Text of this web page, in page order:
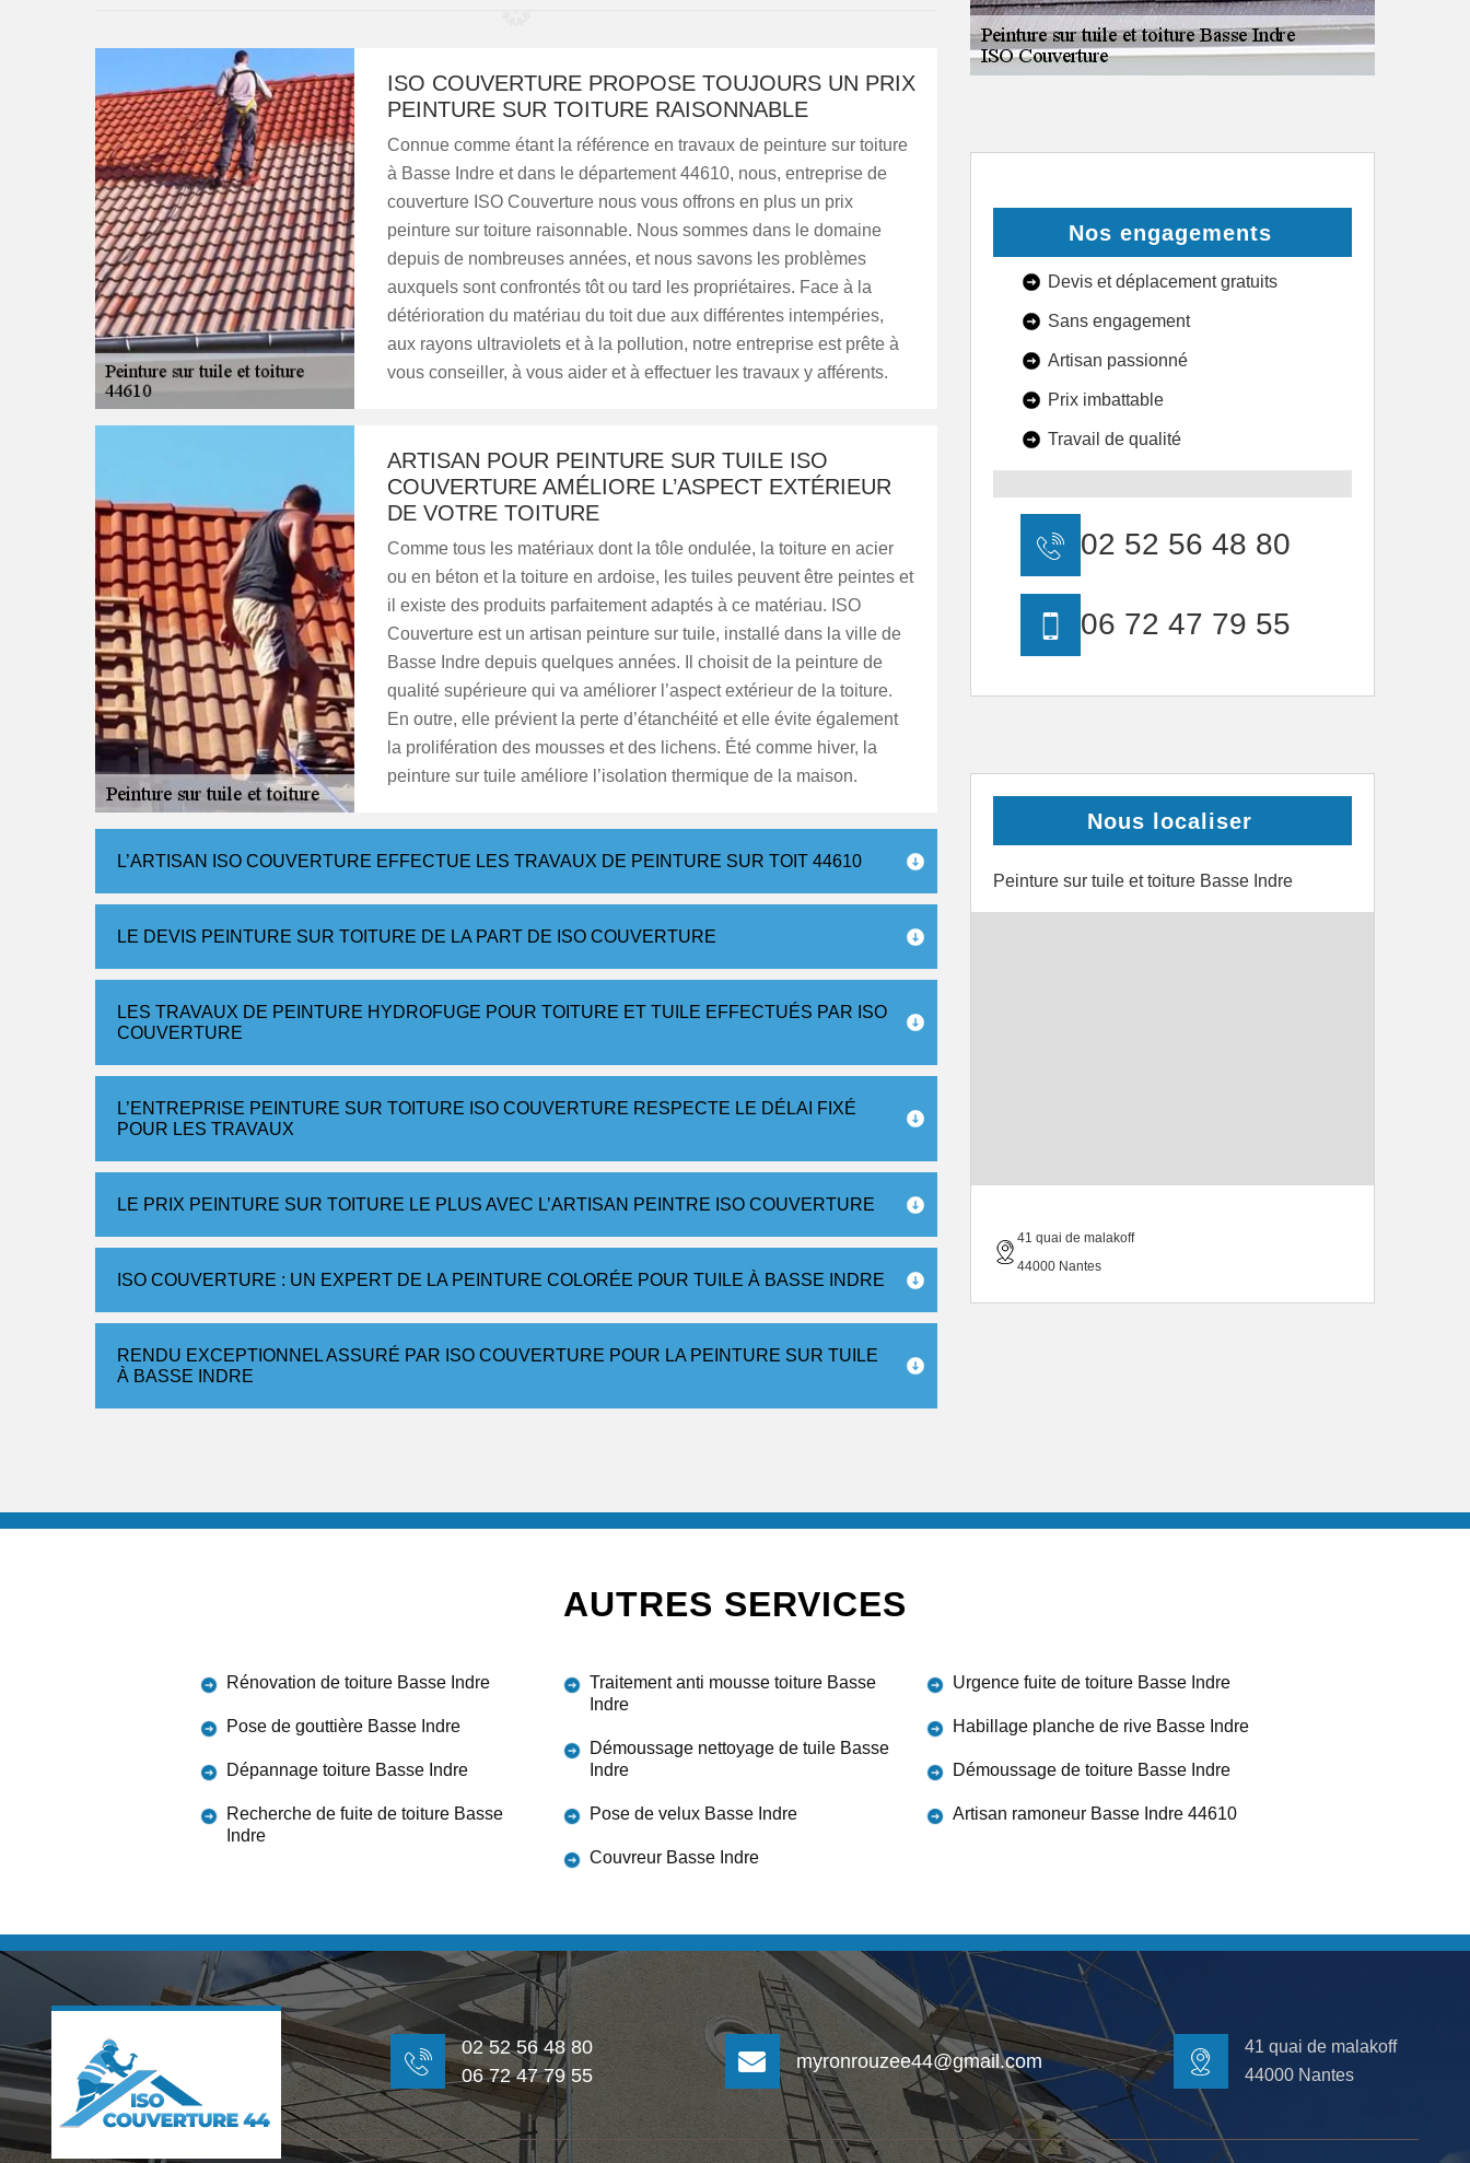
ISO COUVERTURE PROPOSE TOUJOURS UN PRIX
PEINTURE SUR TOITURE RAISONNABLE
Connue comme étant la référence en travaux de peinture sur toiture
à Basse Indre et dans le département 44610, nous, entreprise de
couverture ISO Couverture nous vous offrons en plus un prix
peinture sur toiture raisonnable. Nous sommes dans le domaine
depuis de nombreuses années, et nous savons les problèmes
auxquels sont confrontés tôt ou tard les propriétaires. Face à la
détérioration du matériau du toit due aux différentes intempéries,
aux rayons ultraviolets et à la pollution, notre entreprise est prête à
vous conseiller, à vous aider et à effectuer les travaux y afférents.
ARTISAN POUR PEINTURE SUR TUILE ISO
COUVERTURE AMÉLIORE L’ASPECT EXTÉRIEUR
DE VOTRE TOITURE
Comme tous les matériaux dont la tôle ondulée, la toiture en acier
ou en béton et la toiture en ardoise, les tuiles peuvent être peintes et
il existe des produits parfaitement adaptés à ce matériau. ISO
Couverture est un artisan peinture sur tuile, installé dans la ville de
Basse Indre depuis quelques années. Il choisit de la peinture de
qualité supérieure qui va améliorer l’aspect extérieur de la toiture.
En outre, elle prévient la perte d’étanchéité et elle évite également
la prolifération des mousses et des lichens. Été comme hiver, la
peinture sur tuile améliore l’isolation thermique de la maison.
L’ARTISAN ISO COUVERTURE EFFECTUE LES TRAVAUX DE PEINTURE SUR TOIT 44610
LE DEVIS PEINTURE SUR TOITURE DE LA PART DE ISO COUVERTURE
LES TRAVAUX DE PEINTURE HYDROFUGE POUR TOITURE ET TUILE EFFECTUÉS PAR ISO
COUVERTURE
L’ENTREPRISE PEINTURE SUR TOITURE ISO COUVERTURE RESPECTE LE DÉLAI FIXÉ
POUR LES TRAVAUX
LE PRIX PEINTURE SUR TOITURE LE PLUS AVEC L’ARTISAN PEINTRE ISO COUVERTURE
ISO COUVERTURE : UN EXPERT DE LA PEINTURE COLORÉE POUR TUILE À BASSE INDRE
RENDU EXCEPTIONNEL ASSURÉ PAR ISO COUVERTURE POUR LA PEINTURE SUR TUILE
À BASSE INDRE
Nos engagements
Devis et déplacement gratuits
Sans engagement
Artisan passionné
Prix imbattable
Travail de qualité
02 52 56 48 80
06 72 47 79 55
Nous localiser
Peinture sur tuile et toiture Basse Indre
41 quai de malakoff
44000 Nantes
AUTRES SERVICES
Rénovation de toiture Basse Indre
Pose de gouttière Basse Indre
Dépannage toiture Basse Indre
Recherche de fuite de toiture Basse
Indre
Traitement anti mousse toiture Basse
Indre
Démoussage nettoyage de tuile Basse
Indre
Pose de velux Basse Indre
Couvreur Basse Indre
Urgence fuite de toiture Basse Indre
Habillage planche de rive Basse Indre
Démoussage de toiture Basse Indre
Artisan ramoneur Basse Indre 44610
02 52 56 48 80
06 72 47 79 55
myronrouzee44@gmail.com
41 quai de malakoff
44000 Nantes